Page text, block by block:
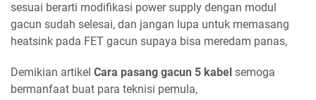
sesuai berarti modifikasi power supply dengan modul
gacun sudah selesai, dan jangan lupa untuk memasang
heatsink pada FET gacun supaya bisa meredam panas,
Demikian artikel Cara pasang gacun 5 kabel semoga
bermanfaat buat para teknisi pemula,